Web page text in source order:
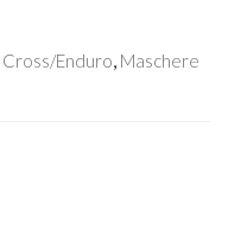
Cross/Enduro, Maschere